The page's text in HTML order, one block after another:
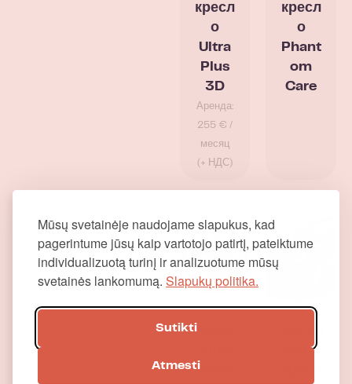
Mūsų svetainėje naudojame slapukus, kad
pagerintume jūsų kaip vartotojo patirtį, pateiktume
individualizuotą turinį ir analizuotume mūsų
svetainės lankomumą. Slapukų politika.
Sutikti
Atmesti
кресл
о
Ultra
Plus
3D
Аренда:
255 € /
месяц
(+ НДС)
кресл
о
Phant
om
Care
Masa
kėdė
жное